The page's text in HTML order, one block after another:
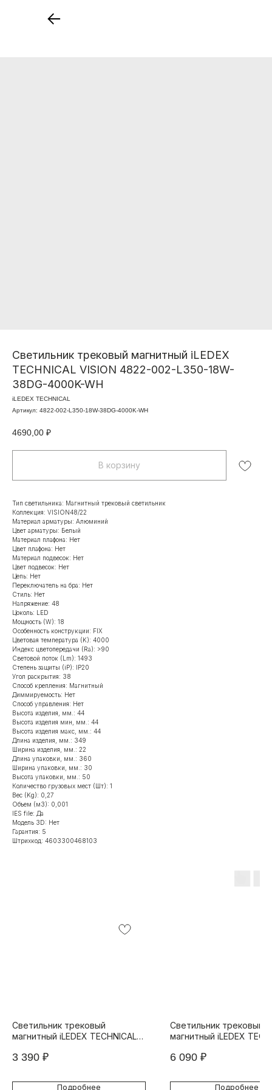
Светильник трековый магнитный iLEDEX
TECHNICAL VISION 4822-002-L350-18W-
38DG-4000K-WH
iLEDEX TECHNICAL
Артикул: 4822-002-L350-18W-38DG-4000K-WH
4690,00 ₽
В корзину
Тип светильника: Магнитный трековый светильник
Коллекция: VISION48/22
Материал арматуры: Алюминий
Цвет арматуры: Белый
Материал плафона: Нет
Цвет плафона: Нет
Материал подвесок: Нет
Цвет подвесок: Нет
Цепь: Нет
Переключатель на бра: Нет
Стиль: Нет
Напряжение: 48
Цоколь: LED
Мощность (W): 18
Особенность конструкции: FIX
Цветовая температура (K): 4000
Индекс цветопередачи (Ra): >90
Световой поток (Lm): 1493
Степень защиты (iP): IP20
Угол раскрытия: 38
Способ крепления: Магнитный
Диммируемость: Нет
Способ управления: Нет
Высота изделия, мм.: 44
Высота изделия мин, мм.: 44
Высота изделия макс, мм.: 44
Длина изделия, мм.: 349
Ширина изделия, мм.: 22
Длина упаковки, мм.: 360
Ширина упаковки, мм.: 30
Высота упаковки, мм.: 50
Количество грузовых мест (Шт): 1
Вес (Kg): 0,27
Объем (м3): 0,001
IES file: Да
Модель 3D: Нет
Гарантия: 5
Штрихкод: 4603300468103
Светильник трековый
магнитный iLEDEX TECHNICAL
110DG-4000K-WH
3 390 ₽
Подробнее
Светильник трековый
магнитный iLEDEX
110DG-3000K-WH
6 090 ₽
Подробнее